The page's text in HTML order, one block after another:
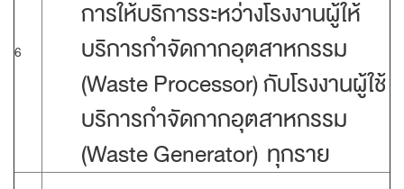
6
การให้บริการระหว่างโรงงานผู้ให้
บริการกำจัดกากอุตสาหกรรม
(Waste Processor) กับโรงงานผู้ใช้
บริการกำจัดกากอุตสาหกรรม
(Waste Generator) ทุกราย